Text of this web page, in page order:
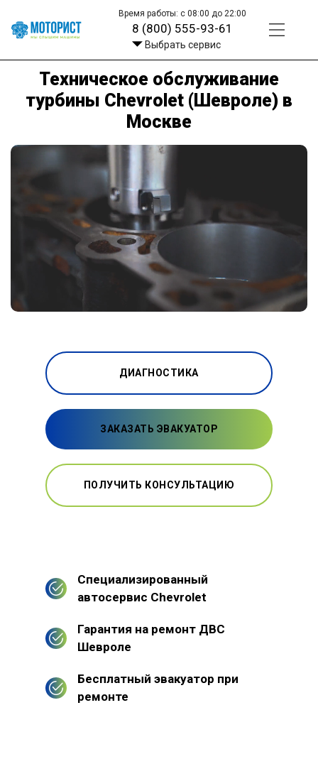
Время работы: с 08:00 до 22:00
8 (800) 555-93-61
Выбрать сервис
Техническое обслуживание
турбины Chevrolet (Шевроле) в
Москве
ДИАГНОСТИКА
ЗАКАЗАТЬ ЭВАКУАТОР
ПОЛУЧИТЬ КОНСУЛЬТАЦИЮ
Специализированный
автосервис Chevrolet
Гарантия на ремонт ДВС
Шевроле
Бесплатный эвакуатор при
ремонте